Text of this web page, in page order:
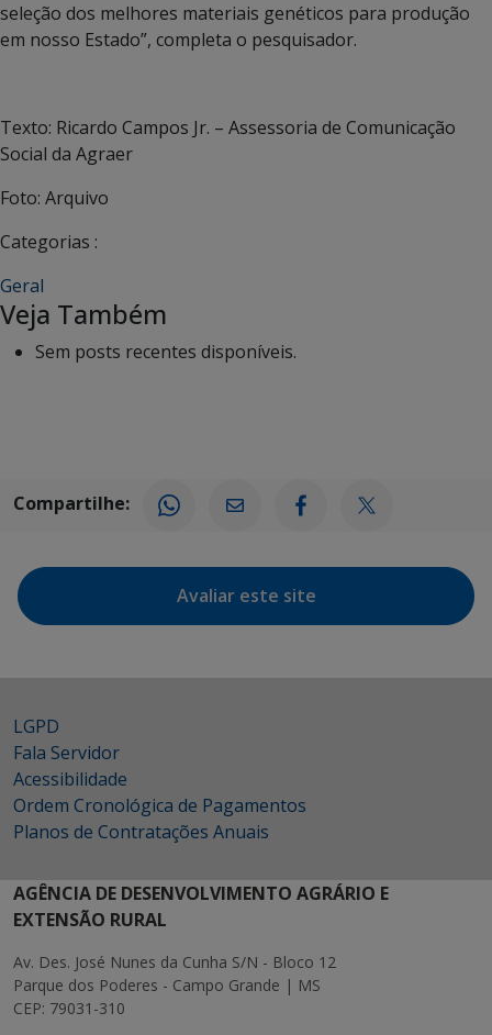
seleção dos melhores materiais genéticos para produção
em nosso Estado”, completa o pesquisador.
Texto: Ricardo Campos Jr. – Assessoria de Comunicação
Social da Agraer
Foto: Arquivo
Categorias :
Geral
Veja Também
Sem posts recentes disponíveis.
Compartilhe:
Avaliar este site
LGPD
Fala Servidor
Acessibilidade
Ordem Cronológica de Pagamentos
Planos de Contratações Anuais
AGÊNCIA DE DESENVOLVIMENTO AGRÁRIO E
EXTENSÃO RURAL
Av. Des. José Nunes da Cunha S/N - Bloco 12
Parque dos Poderes - Campo Grande | MS
CEP: 79031-310